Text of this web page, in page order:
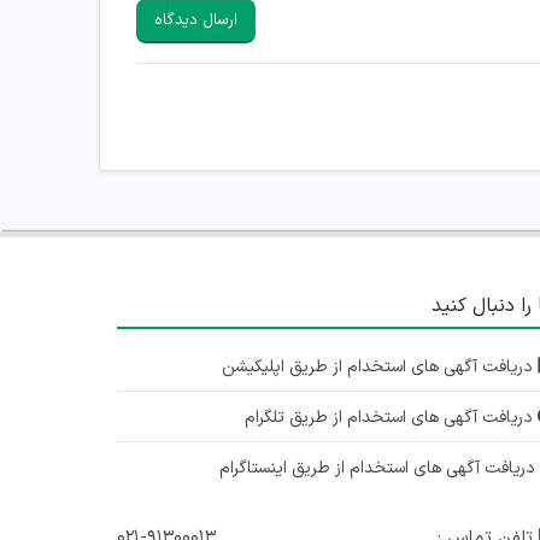
ارسال دیدگاه
را دنبال کنید
دریافت آگهی های استخدام از طریق اپلیکیشن
دریافت آگهی های استخدام از طریق تلگرام
دریافت آگهی های استخدام از طریق اینستاگرام